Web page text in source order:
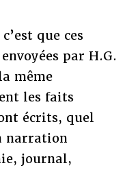
que ces
par H.G.
même
les faits
écrits, quel
narration
journal,